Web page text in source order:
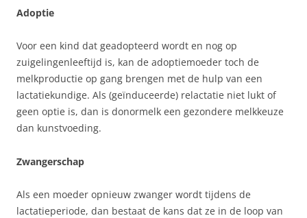
Adoptie
Voor een kind dat geadopteerd wordt en nog op
zuigelingenleeftijd is, kan de adoptiemoeder toch de
melkproductie op gang brengen met de hulp van een
lactatiekundige. Als (geïnduceerde) relactatie niet lukt of
geen optie is, dan is donormelk een gezondere melkkeuze
dan kunstvoeding.
Zwangerschap
Als een moeder opnieuw zwanger wordt tijdens de
lactatieperiode, dan bestaat de kans dat ze in de loop van